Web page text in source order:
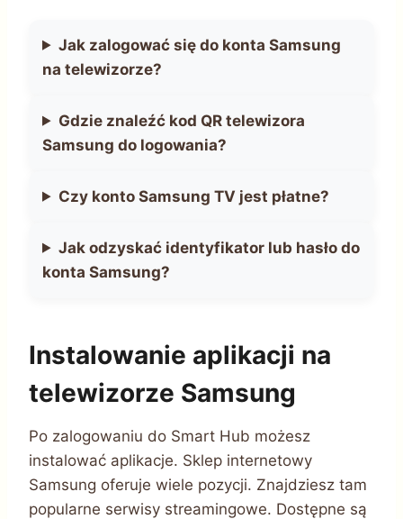
Jak zalogować się do konta Samsung
na telewizorze?
Gdzie znaleźć kod QR telewizora
Samsung do logowania?
Czy konto Samsung TV jest płatne?
Jak odzyskać identyfikator lub hasło do
konta Samsung?
Instalowanie aplikacji na
telewizorze Samsung
Po zalogowaniu do Smart Hub możesz
instalować aplikacje. Sklep internetowy
Samsung oferuje wiele pozycji. Znajdziesz tam
popularne serwisy streamingowe. Dostępne są